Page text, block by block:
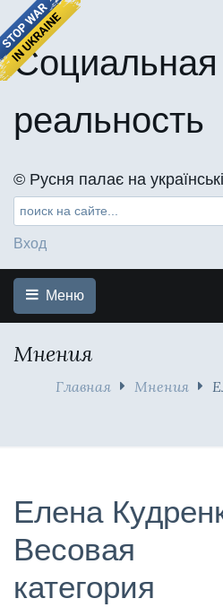
Социальная
реальность
©️ Русня палає на
Вход
Меню
Мнения
Главная Мнения
Елена
Весовая
категория